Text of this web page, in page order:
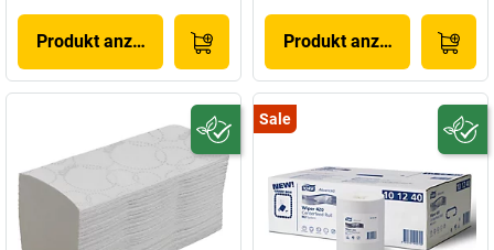
Produkt anzeigen Produkt anzeigen
Sale